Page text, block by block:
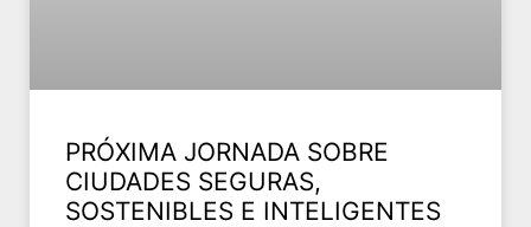
PRÓXIMA JORNADA SOBRE
CIUDADES SEGURAS,
SOSTENIBLES E INTELIGENTES